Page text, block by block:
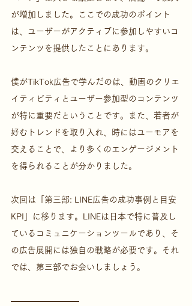
が増加しました。ここでの成功のポイント
は、ユーザーがアクティブに参加しやすいコ
ンテンツを提供したことにあります。
僕がTikTok広告で学んだのは、動画のクリエ
イティビティとユーザー参加型のコンテンツ
が特に重要だということです。また、若者が
好むトレンドを取り入れ、時にはユーモアを
交えることで、より多くのエンゲージメント
を得られることが分かりました。
次回は「第三部: LINE広告の成功事例と目安
KPI」に移ります。LINEは日本で特に普及し
ているコミュニケーションツールであり、そ
の広告展開には独自の戦略が必要です。それ
では、第三部でお会いしましょう。